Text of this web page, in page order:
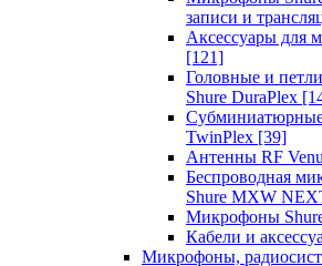
записи и
Аксессуары для
[121]
Головные и
Shure DuraPlex
TwinPlex [39]
Антенны RF
Беспроводная
Shure MXW
Микрофоны
Кабели и
Микрофоны,